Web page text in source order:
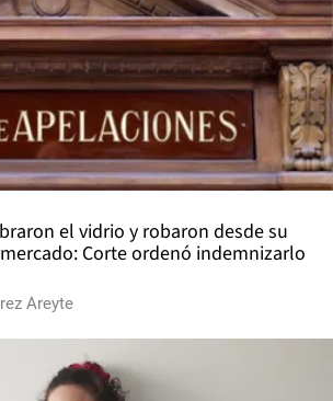
el vidrio y robaron desde su
Corte ordenó indemnizarlo
Areyte